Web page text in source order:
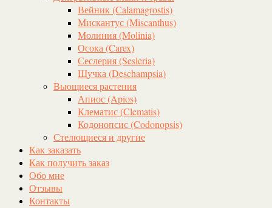
Вейник (Calamagrostis)
Мискантус (Miscanthus)
Молиния (Molinia)
Осока (Carex)
Сеслерия (Sesleria)
Щучка (Deschampsia)
Вьющиеся растения
Апиос (Apios)
Клематис (Clematis)
Кодонопсис (Codonopsis)
Стелющиеся и другие
Как заказать
Как получить заказ
Обо мне
Отзывы
Контакты